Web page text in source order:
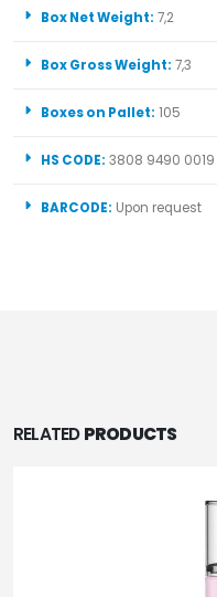
Box Net Weight: 7,2
Box Gross Weight: 7,3
Boxes on Pallet: 105
HS CODE: 3808 9490 0019
BARCODE: Upon request
RELATEDPRODUCTS